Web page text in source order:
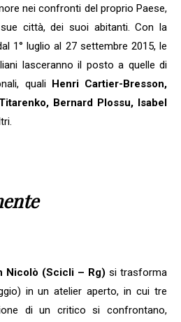
nei confronti del proprio Paese,
città, dei suoi abitanti. Con la
1° luglio al 27 settembre 2015, le
lasceranno il posto a quelle di
quali Henri Cartier-Bresson,
Bernard Plossu, Isabel
Nicolò (Scicli – Rg) si trasforma
in un atelier aperto, in cui tre
di un critico si confrontano,